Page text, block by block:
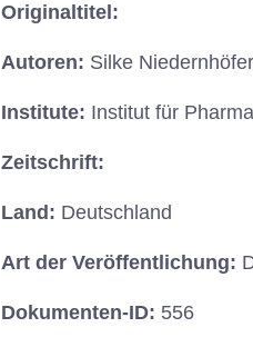
Originaltitel:
Autoren: Silke
Institute: Institut für
Zeitschrift:
Land: Deutschland
Art der Veröffentlichung:
Dokumenten-ID: 556